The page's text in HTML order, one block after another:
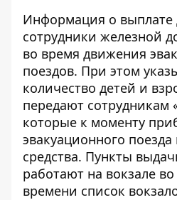
Информация о
сотрудники железной
во время движения
поездов. При этом
количество детей и
передают сотрудникам
которые к моменту
эвакуационного
средства. Пункты
работают на вокзале
времени список